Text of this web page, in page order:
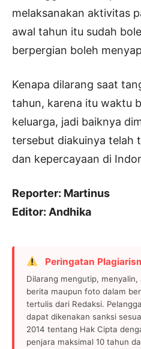
melaksanakan aktivitas
awal tahun itu sudah
berpergian boleh
Kenapa dilarang saat
tahun, karena itu waktu
keluarga, jadi baiknya
tersebut diakuinya telah
dan kepercayaan di
Reporter: Martinus
Editor: Andhika
Peringatan
Dilarang mengutip,
berita maupun foto dalam
tertulis dari Redaksi.
dapat dikenakan sanksi
2014 tentang Hak Cipta
penjara maksimal 10 tahun